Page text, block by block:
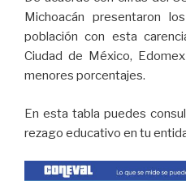
Michoacán presentaron
población con esta
Ciudad de México,
menores porcentajes.
En esta tabla puedes
rezago educativo en tu